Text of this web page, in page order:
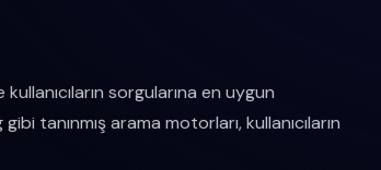
sorgularına en uygun
tanınmış arama motorları, kullanıcıların